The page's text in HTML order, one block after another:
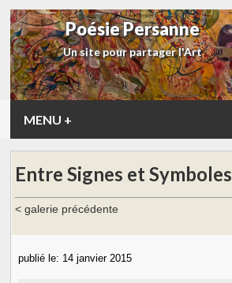
Poésie Persanne
Un site pour partager l'Art
MENU +
Entre Signes et Symboles
< galerie précédente
publié le: 14 janvier 2015